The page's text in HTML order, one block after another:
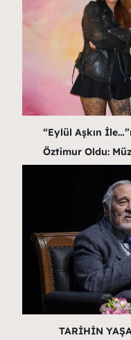
“Eylül Aşkın
Öztimur Oldu:
TARİHİN